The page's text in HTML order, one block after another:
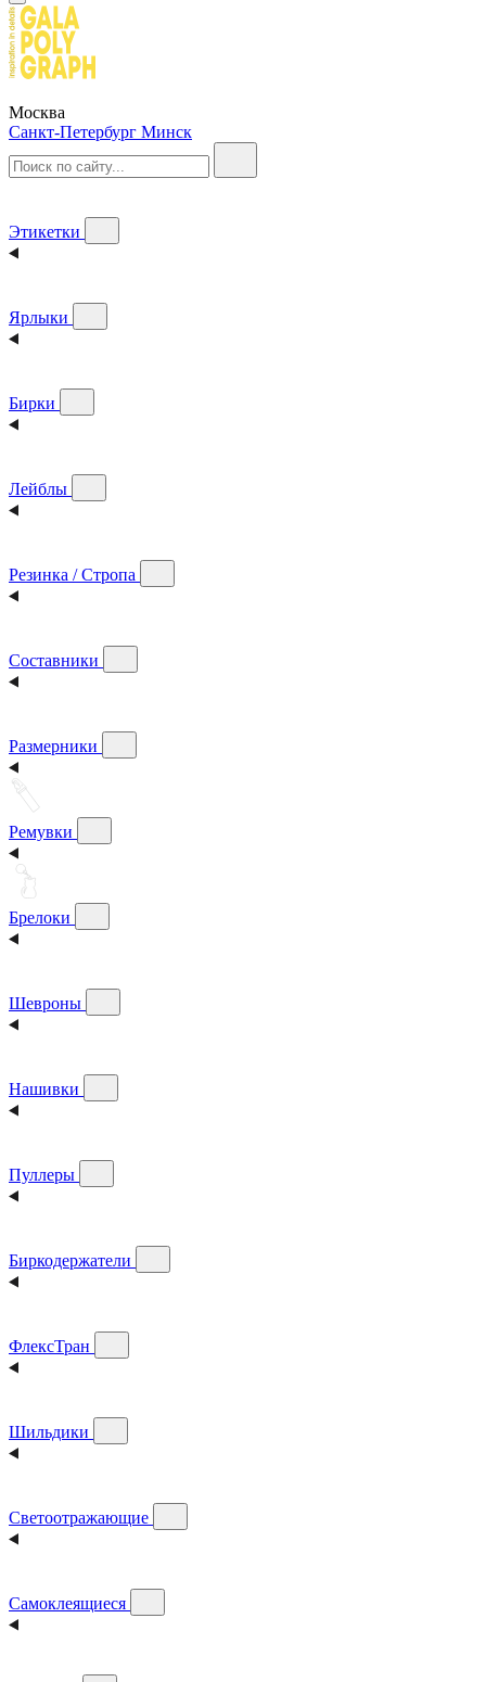
Москва
Санкт-Петербург Минск
Этикетки
Ярлыки
Бирки
Лейблы
Резинка / Стропа
Составники
Размерники
Ремувки
Брелоки
Шевроны
Нашивки
Пуллеры
Биркодержатели
ФлексТран
Шильдики
Светоотражающие
Самоклеящиеся